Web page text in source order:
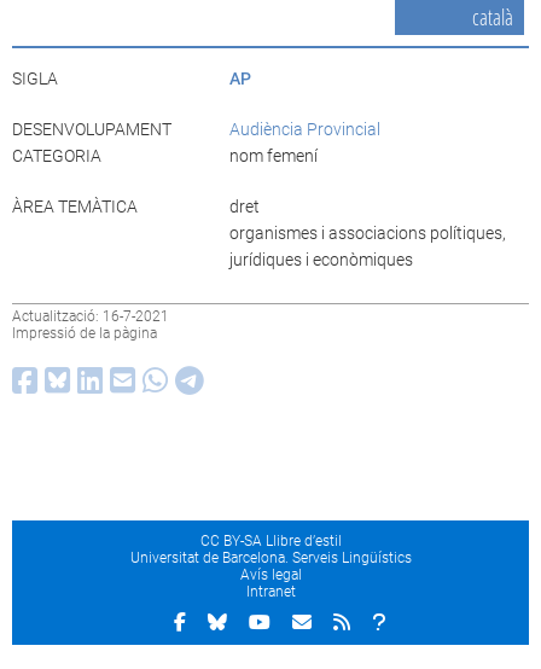
català
SIGLA AP
DESENVOLUPAMENT
Audiència Provincial
CATEGORIA
nom femení
ÀREA TEMÀTICA
dret
organismes i associacions polítiques,
jurídiques i econòmiques
Actualització: 16-7-2021
Impressió de la pàgina
CC BY-SA Llibre d’estil
Universitat de Barcelona. Serveis Lingüístics
Avís legal
Intranet